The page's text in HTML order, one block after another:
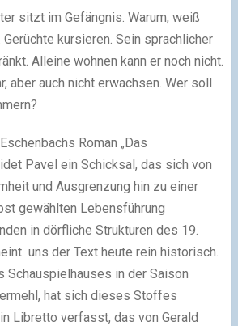
sitzt im Gefängnis. Warum, weiß
kursieren. Sein sprachlicher
Alleine wohnen kann er noch nicht.
aber auch nicht erwachsen. Wer soll
Roman „Das
Pavel ein Schicksal, das sich von
und Ausgrenzung hin zu einer
gewählten Lebensführung
in dörfliche Strukturen des 19.
uns der Text heute rein historisch.
Schauspielhauses in der Saison
hat sich dieses Stoffes
Libretto verfasst, das von Gerald